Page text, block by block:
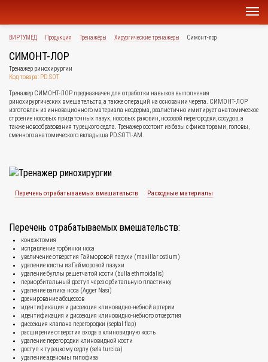
ВИРТУМЕД Продукция Тренажёры Хирургические тренажеры Симонт-лор
СИМОНТ-ЛОР
Тренажер ринохирургии
Код товара: PD.SOT
Тренажер СИМОНТ-ЛОР предназначен для отработки навыков выполнения
ринохирургических вмешательств, а также операций на основании черепа. СИМОНТ-ЛОР
изготовлен из инновационного материала неодерма, реалистично имитирует анатомическое
строение носовых придаточных пазух, носовых раковин, носовой перегородки, сосудов, а
также новообразования турецкого седла. Тренажер состоит из базы с фиксаторами, головы,
сменного анатомического вкладыша PD.SOT1-AM.
Перечень отрабатываемых вмешательств Расходные материалы
Перечень отрабатываемых вмешательств:
конхэктомия
исправление горбинки носа
увеличение отверстия Гайморовой пазухи (maxillar ostium)
удаление кисты из Гайморовой пазухи
удаление буллы решетчатой кости (bulla ethmoidalis)
периорбитальный доступ через орбитальную пластинку
удаление валика носа (Agger Nasi)
дренирование абсцессов
идентификация и диссекция клиновидно-небной артерии
идентификация и диссекция клиновидно-небного отверстия
диссекция клапана перегородки (septal flap)
расширение отверстия входа в клиновидную кость
удаление перегородки клиновидной кости
доступ к турецкому седлу (sela turcica)
удаление аденомы гипофиза